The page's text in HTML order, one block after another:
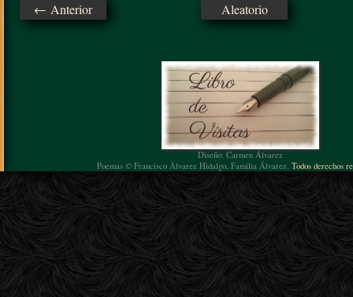
← Anterior Aleatorio
Diseño: Carmen Álvarez
Poemas © Francisco Álvarez Hidalgo, Familia Álvarez. Todos derechos